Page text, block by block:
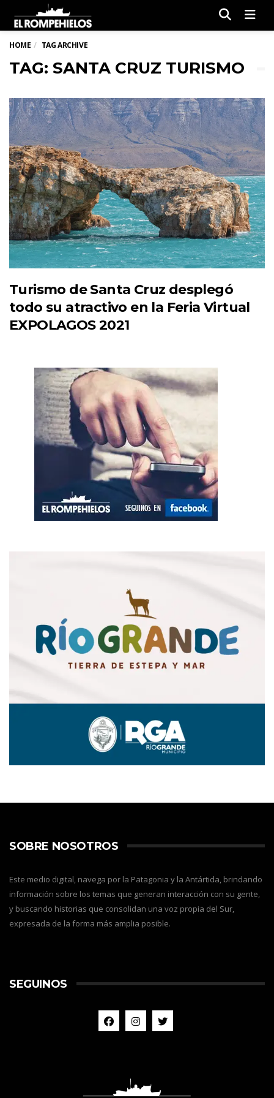
HOME TAG ARCHIVE
TAG: SANTA CRUZ TURISMO
Turismo de Santa Cruz desplegó
todo su atractivo en la Feria Virtual
EXPOLAGOS 2021
SOBRE NOSOTROS
Este medio digital, navega por la Patagonia y la Antártida, brindando
información sobre los temas que generan interacción con su gente,
y buscando historias que consolidan una voz propia del Sur,
expresada de la forma más amplia posible.
SEGUINOS